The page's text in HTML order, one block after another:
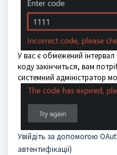
У вас є обмежений інтервал
коду закінчиться, вам
системний адміністратор
Увійдіть за допомогою
автентифікації)